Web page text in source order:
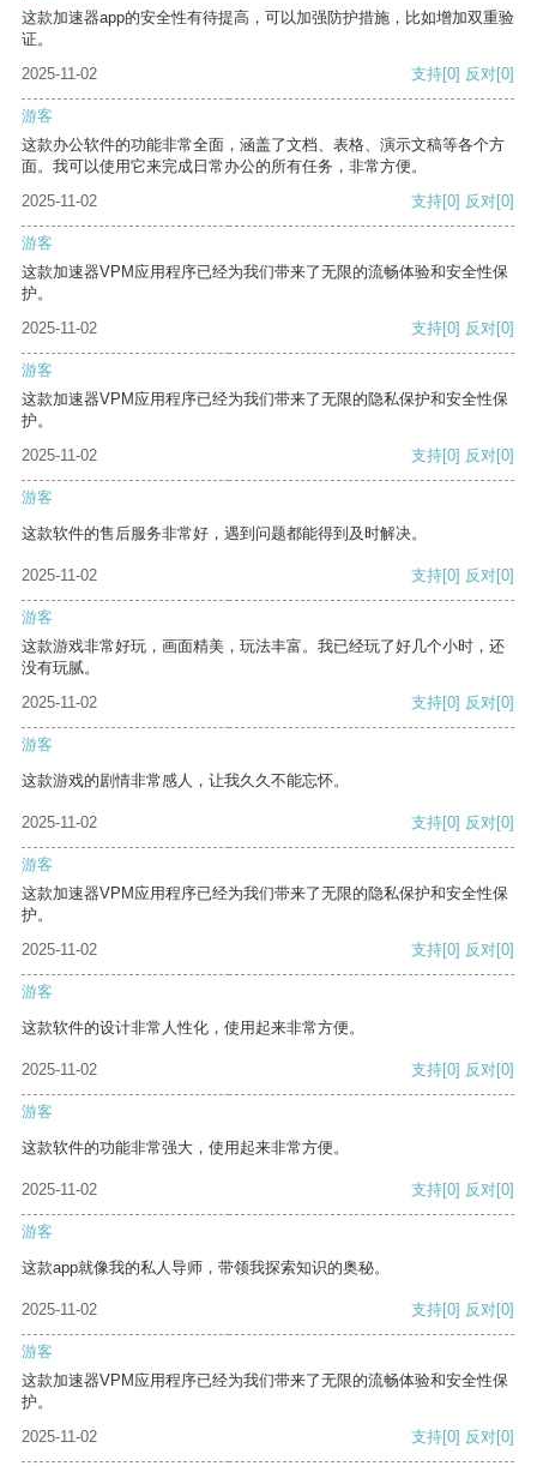
这款加速器app的安全性有待提高，可以加强防护措施，比如增加双重验
证。
2025-11-02
支持[0] 反对[0]
游客
这款办公软件的功能非常全面，涵盖了文档、表格、演示文稿等各个方
面。我可以使用它来完成日常办公的所有任务，非常方便。
2025-11-02
支持[0] 反对[0]
游客
这款加速器VPM应用程序已经为我们带来了无限的流畅体验和安全性保
护。
2025-11-02
支持[0] 反对[0]
游客
这款加速器VPM应用程序已经为我们带来了无限的隐私保护和安全性保
护。
2025-11-02
支持[0] 反对[0]
游客
这款软件的售后服务非常好，遇到问题都能得到及时解决。
2025-11-02 支持[0] 反对[0]
游客
这款游戏非常好玩，画面精美，玩法丰富。我已经玩了好几个小时，还
没有玩腻。
2025-11-02
支持[0] 反对[0]
游客
这款游戏的剧情非常感人，让我久久不能忘怀。
2025-11-02 支持[0] 反对[0]
游客
这款加速器VPM应用程序已经为我们带来了无限的隐私保护和安全性保
护。
2025-11-02
支持[0] 反对[0]
游客
这款软件的设计非常人性化，使用起来非常方便。
2025-11-02 支持[0] 反对[0]
游客
这款软件的功能非常强大，使用起来非常方便。
2025-11-02 支持[0] 反对[0]
游客
这款app就像我的私人导师，带领我探索知识的奥秘。
2025-11-02 支持[0] 反对[0]
游客
这款加速器VPM应用程序已经为我们带来了无限的流畅体验和安全性保
护。
2025-11-02
支持[0] 反对[0]